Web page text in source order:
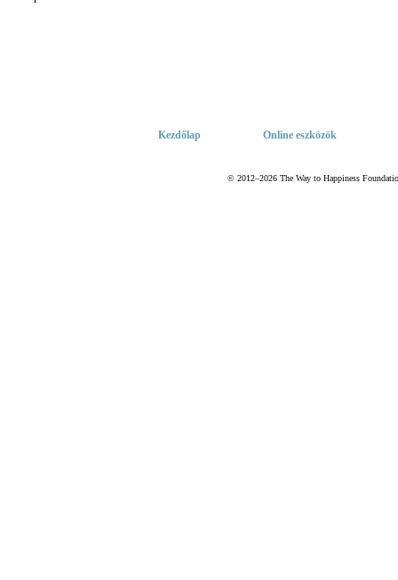
Kezdőlap Online eszközök
© 2012–2026 The Way to Happiness